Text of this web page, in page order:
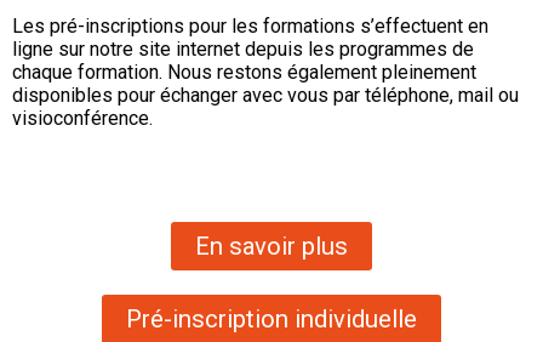
Les pré-inscriptions pour les formations s’effectuent en
ligne sur notre site internet depuis les programmes de
chaque formation. Nous restons également pleinement
disponibles pour échanger avec vous par téléphone, mail ou
visioconférence.
En savoir plus
Pré-inscription individuelle